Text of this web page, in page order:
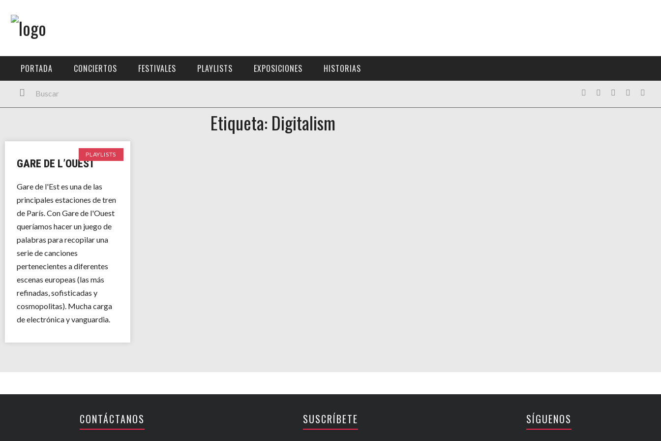
PORTADA
FESTIVALES
HISTORIAS
PORTADA CONCIERTOS FESTIVALES PLAYLISTS EXPOSICIONES HISTORIAS
Etiqueta: Digitalism
PLAYLISTS
GARE DE L’OUEST
Gare de l'Est es una de las
principales estaciones de tren
de París. Con Gare de l'Ouest
queríamos hacer un juego de
palabras para recopilar una
serie de canciones
pertenecientes a diferentes
escenas europeas (las más
refinadas, sofisticadas y
cosmopolitas). Mucha carga
de electrónica y vanguardia.
CONTÁCTANOS SUSCRÍBETE SÍGUENOS